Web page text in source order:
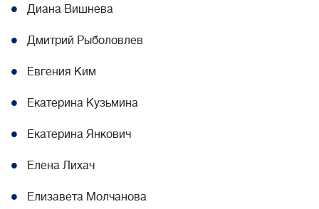
Диана Вишнева
Дмитрий Рыболовлев
Евгения Ким
Екатерина Кузьмина
Екатерина Янкович
Елена Лихач
Елизавета Молчанова